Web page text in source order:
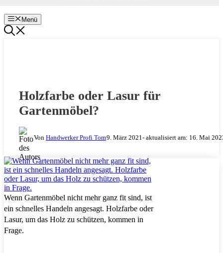
Menü
Holzfarbe oder Lasur für
Gartenmöbel?
Von Handwerker Profi Tom9. März 2021 - aktualisiert am: 16. Mai
Wenn Gartenmöbel nicht mehr ganz fit sind, ist
ein schnelles Handeln angesagt. Holzfarbe oder
Lasur, um das Holz zu schützen, kommen in
Frage.